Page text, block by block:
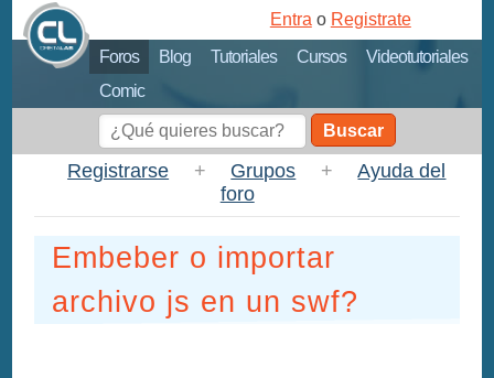
Foros Blog Tutoriales Cursos
Videotutoriales
Comic
Entra o Registrate
Buscar
Registrarse + Grupos +
Ayuda del
foro
Embeber o importar
archivo js en un swf?